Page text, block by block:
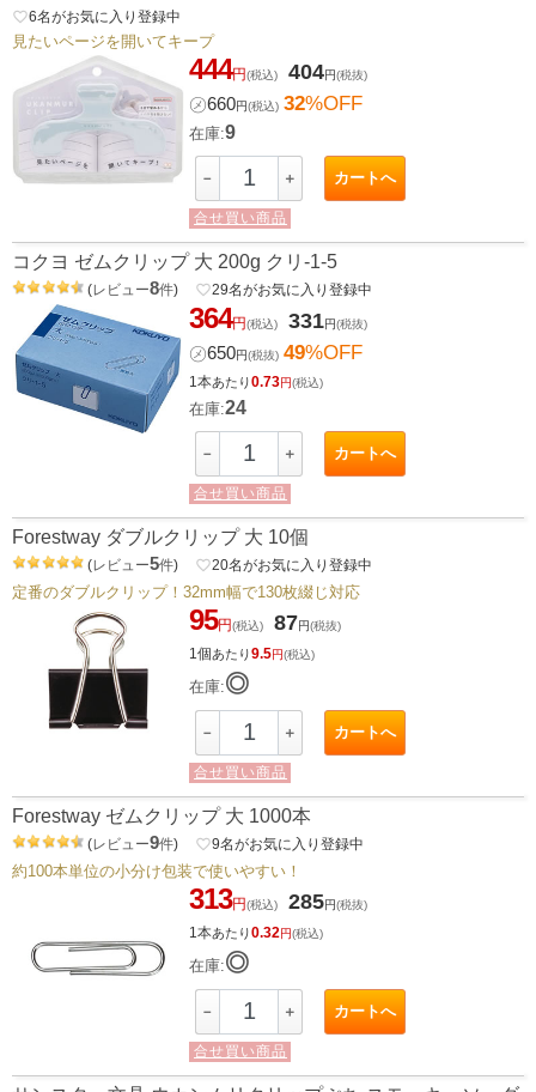
favorite_border6名がお気に入り登録中
見たいページを開いてキープ
444円(税込) 404円(税抜)
㋱660円(税込) 32%OFF
在庫:9
－ ＋ カートへ
合せ買い商品
コクヨ ゼムクリップ 大 200g クリ-1-5
(レビュー8件) favorite_border29名がお気に入り登録中
364円(税込) 331円(税抜)
㋱650円(税抜) 49%OFF
1本あたり0.73円(税込)
在庫:24
－ ＋ カートへ
合せ買い商品
Forestway ダブルクリップ 大 10個
(レビュー5件) favorite_border20名がお気に入り登録中
定番のダブルクリップ！32mm幅で130枚綴じ対応
95円(税込) 87円(税抜)
1個あたり9.5円(税込)
在庫:◎
－ ＋ カートへ
合せ買い商品
Forestway ゼムクリップ 大 1000本
(レビュー9件) favorite_border9名がお気に入り登録中
約100本単位の小分け包装で使いやすい！
313円(税込) 285円(税抜)
1本あたり0.32円(税込)
在庫:◎
－ ＋ カートへ
合せ買い商品